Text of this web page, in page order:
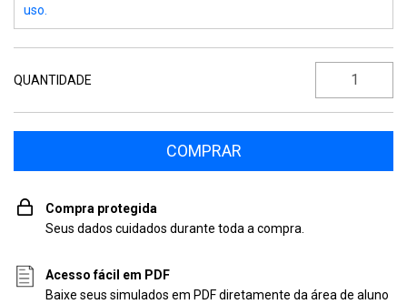
uso.
QUANTIDADE
Compra protegida
Seus dados cuidados durante toda a compra.
Acesso fácil em PDF
Baixe seus simulados em PDF diretamente da área de aluno